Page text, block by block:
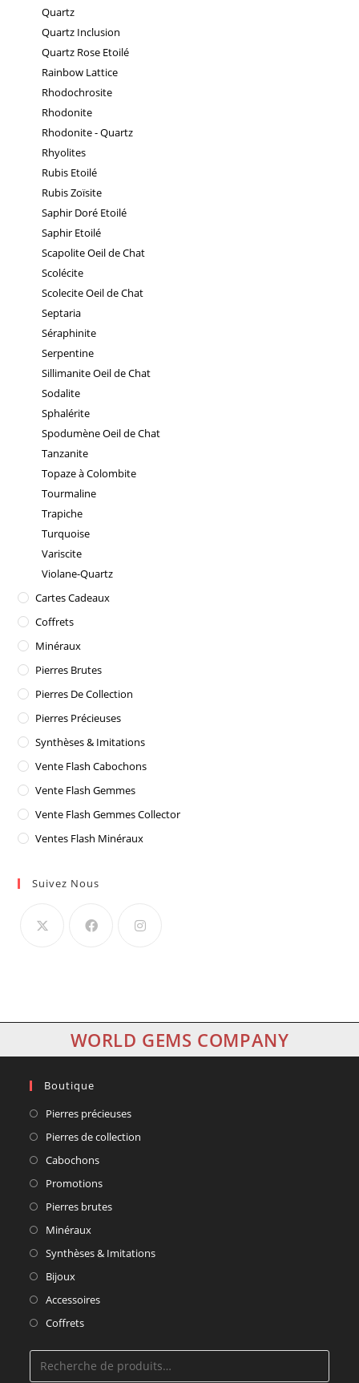
Quartz
Quartz Inclusion
Quartz Rose Etoilé
Rainbow Lattice
Rhodochrosite
Rhodonite
Rhodonite - Quartz
Rhyolites
Rubis Etoilé
Rubis Zoïsite
Saphir Doré Etoilé
Saphir Etoilé
Scapolite Oeil de Chat
Scolécite
Scolecite Oeil de Chat
Septaria
Séraphinite
Serpentine
Sillimanite Oeil de Chat
Sodalite
Sphalérite
Spodumène Oeil de Chat
Tanzanite
Topaze à Colombite
Tourmaline
Trapiche
Turquoise
Variscite
Violane-Quartz
Cartes Cadeaux
Coffrets
Minéraux
Pierres Brutes
Pierres De Collection
Pierres Précieuses
Synthèses & Imitations
Vente Flash Cabochons
Vente Flash Gemmes
Vente Flash Gemmes Collector
Ventes Flash Minéraux
Suivez Nous
WORLD GEMS COMPANY
Boutique
Pierres précieuses
Pierres de collection
Cabochons
Promotions
Pierres brutes
Minéraux
Synthèses & Imitations
Bijoux
Accessoires
Coffrets